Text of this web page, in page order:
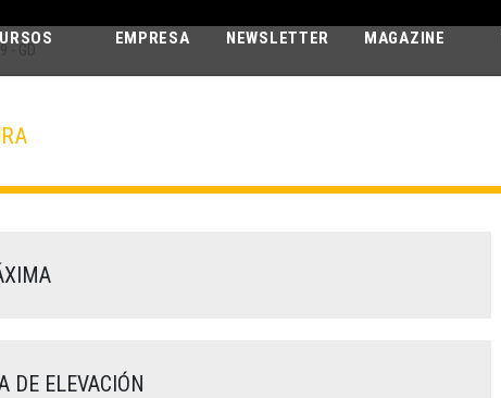
NEWSLETTER MAGAZINE
EMPRESA
AGRI FARMER
ELEVACIÓN